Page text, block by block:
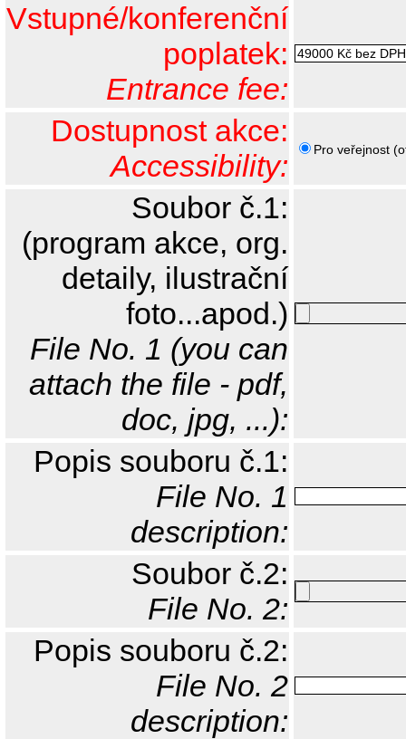
Vstupné/konferenční
poplatek:
Entrance fee:
Dostupnost akce:
Accessibility:
Pro veřejnost
Soubor č.1:
(program akce, org.
detaily, ilustrační
foto...apod.)
File No. 1 (you can
attach the file - pdf,
doc, jpg, ...):
Popis souboru č.1:
File No. 1
description:
Soubor č.2:
File No. 2:
Popis souboru č.2:
File No. 2
description: